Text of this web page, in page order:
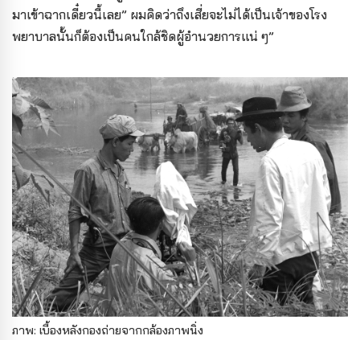
มาเข้าฉากเดี๋ยวนี้เลย” ผมคิดว่าถึงเสี่ยจะไม่ได้เป็นเจ้าของโรง
พยาบาลนั้นก็ต้องเป็นคนใกล้ชิดผู้อำนวยการแน่ ๆ”
ภาพ: เบื้องหลังกองถ่ายจากกล้องภาพนิ่ง